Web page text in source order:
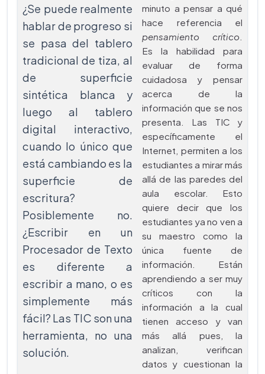
¿Se puede realmente
hablar de progreso si
se pasa del tablero
tradicional de tiza, al
de superficie
sintética blanca y
luego al tablero
digital interactivo,
cuando lo único que
está cambiando es la
superficie de
escritura?
Posiblemente no.
¿Escribir en un
Procesador de Texto
es diferente a
escribir a mano, o es
simplemente más
fácil? Las TIC son una
herramienta, no una
solución.
minuto a pensar a qué
hace referencia el
pensamiento crítico
Es la habilidad para
evaluar de forma
cuidadosa y pensar
acerca de la
información que se nos
presenta. Las TIC y
específicamente el
Internet, permiten a los
estudiantes a mirar más
allá de las paredes del
aula escolar. Esto
quiere decir que los
estudiantes ya no ven a
su maestro como la
única fuente de
información. Están
aprendiendo a ser muy
críticos con la
información a la cual
tienen acceso y van
más allá pues, la
analizan, verifican
datos y cuestionan la